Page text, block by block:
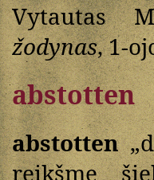
Vytautas
žodynas, 1-
abstotten
abstotten
reikšme